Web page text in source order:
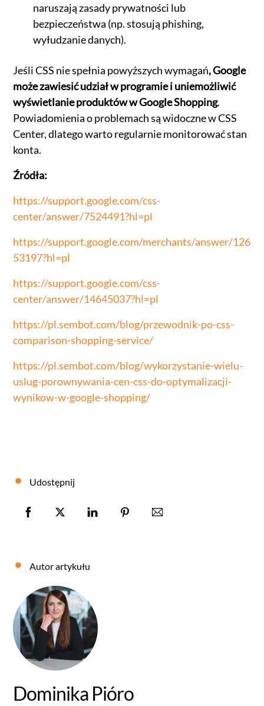
naruszają zasady prywatności lub
bezpieczeństwa (np. stosują phishing,
wyłudzanie danych).
Jeśli CSS nie spełnia powyższych wymagań, Google
może zawiesić udział w programie i uniemożliwić
wyświetlanie produktów w Google Shopping.
Powiadomienia o problemach są widoczne w CSS
Center, dlatego warto regularnie monitorować stan
konta.
Źródła:
https://support.google.com/css-
center/answer/7524491?hl=pl
https://support.google.com/merchants/answer/126
53197?hl=pl
https://support.google.com/css-
center/answer/14645037?hl=pl
https://pl.sembot.com/blog/przewodnik-po-css-
comparison-shopping-service/
https://pl.sembot.com/blog/wykorzystanie-wielu-
uslug-porownywania-cen-css-do-optymalizacji-
wynikow-w-google-shopping/
Udostępnij
Autor artykułu
Dominika Pióro